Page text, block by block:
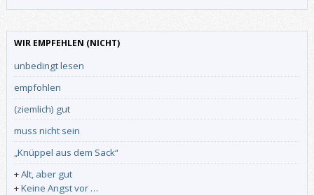
WIR EMPFEHLEN (NICHT)
unbedingt lesen
empfohlen
(ziemlich) gut
muss nicht sein
„Knüppel aus dem Sack“
+Alt, aber gut
+Keine Angst vor …